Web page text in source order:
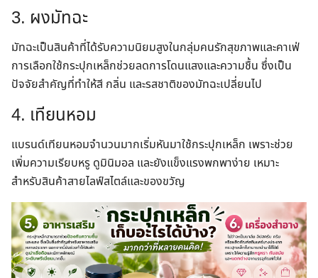
3. ผงมัทฉะ
มัทฉะเป็นสินค้าที่ได้รับความนิยมสูงในกลุ่มคนรักสุขภาพและคาเฟ่
การเลือกใช้กระปุกเหล็กช่วยลดการโดนแสงและความชื้น ซึ่งเป็น
ปัจจัยสำคัญที่ทำให้สี กลิ่น และรสชาติของมัทฉะเปลี่ยนไป
4. เทียนหอม
แบรนด์เทียนหอมจำนวนมากเริ่มหันมาใช้กระปุกเหล็ก เพราะช่วย
เพิ่มความเรียบหรู ดูมินิมอล และยังแข็งแรงพกพาง่าย เหมาะ
สำหรับสินค้าสายไลฟ์สไตล์และของขวัญ